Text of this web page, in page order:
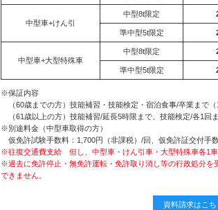
中型車+けん引
中型8t限定
準中型5t限定
中型車+大型特殊車
中型8t限定
準中型5t限定
※保証内容
（60歳までの方）技能補習・技能検定・宿泊食事/卒業まで（
（61歳以上の方）技能補習/延長5時限まで、技能検定/各1回
※別途料金（中型車取得の方）
仮免許試験手数料：1,700円（非課税）/回、仮免許証交付手
※往復交通費支給 但し、中型車・けん引車・大型特殊車各1
※過去に免許停止・無免許運転・免許取り消し等の行政処分
できません。
資料請求はこち